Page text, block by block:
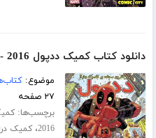
دانلود کتاب کمیک ددپول 2016 - قسمت اول
موضوع:
۲۷ صفحه
برچسب‌ها:
2016،کمیک